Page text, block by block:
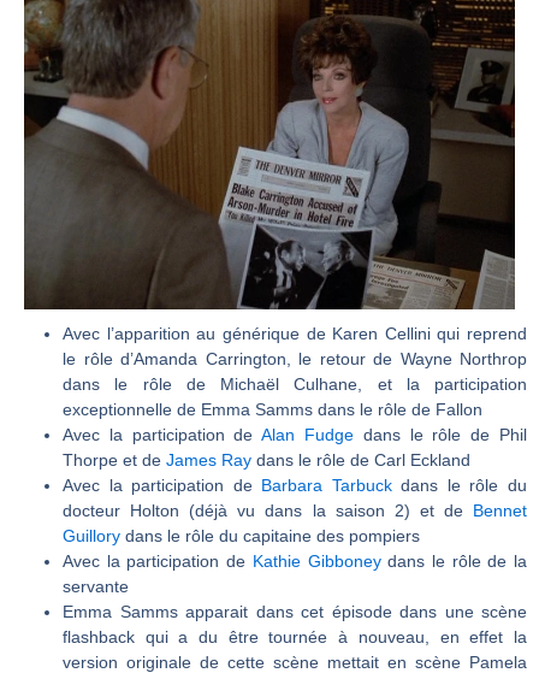
Avec l’apparition au générique de Karen Cellini qui reprend
le rôle d’Amanda Carrington, le retour de Wayne Northrop
dans le rôle de Michaël Culhane, et la participation
exceptionnelle de Emma Samms dans le rôle de Fallon
Avec la participation de Alan Fudge dans le rôle de Phil
Thorpe et de James Ray dans le rôle de Carl Eckland
Avec la participation de Barbara Tarbuckdans le rôle du
docteur Holton (déjà vu dans la saison 2) et de Bennet
Guillory dans le rôle du capitaine des pompiers
Avec la participation de Kathie Gibboneydans le rôle de la
servante
Emma Samms apparait dans cet épisode dans une scène
flashback qui a du être tournée à nouveau, en effet la
version originale de cette scène mettait en scène Pamela